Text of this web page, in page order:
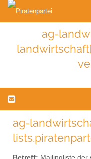
ag-
ag-